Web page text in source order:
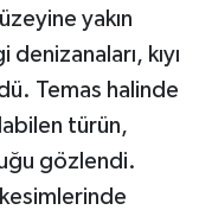
yakın
kıyı
Temas halinde
türün,
gözlendi.
kesimlerinde